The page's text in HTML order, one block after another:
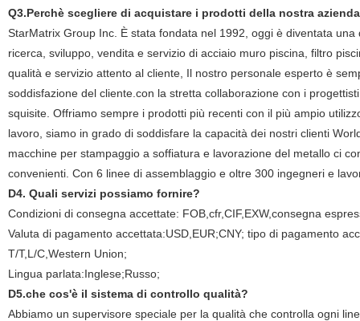
Q3.Perchè scegliere di acquistare i prodotti della nostra
StarMatrix Group Inc. È stata fondata nel 1992, oggi è diventata
ricerca, sviluppo, vendita e servizio di acciaio muro piscina, filtro
qualità e servizio attento al cliente, Il nostro personale esperto è
soddisfazione del cliente.con la stretta collaborazione con i
squisite. Offriamo sempre i prodotti più recenti con il più ampio
lavoro, siamo in grado di soddisfare la capacità dei nostri clienti
macchine per stampaggio a soffiatura e lavorazione del metallo ci
convenienti. Con 6 linee di assemblaggio e oltre 300 ingegneri e
D4. Quali servizi possiamo fornire?
Condizioni di consegna accettate: FOB,cfr,CIF,EXW,consegna
Valuta di pagamento accettata:USD,EUR;CNY; tipo di pagamento
T/T,L/C,Western Union;
Lingua parlata:Inglese;Russo;
D5.che cos'è il sistema di controllo qualità?
Abbiamo un supervisore speciale per la qualità che controlla ogni